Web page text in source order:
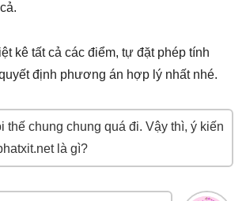
kê tất cả các điểm, tự đặt phép tính
định phương án hợp lý nhất nhé.
thế chung chung quá đi. Vậy thì, ý kiến
là gì?